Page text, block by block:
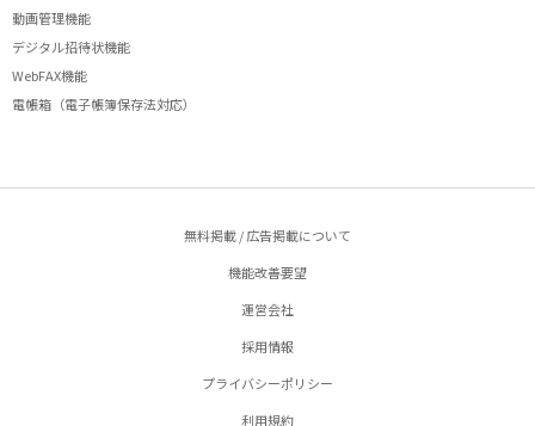
動画管理機能
デジタル招待状機能
WebFAX機能
電帳箱（電子帳簿保存法対応）
無料掲載 / 広告掲載について
機能改善要望
運営会社
採用情報
プライバシーポリシー
利用規約